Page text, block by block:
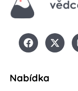
Nabídka